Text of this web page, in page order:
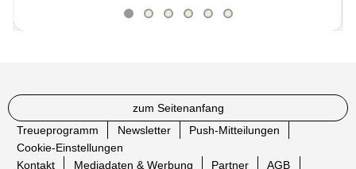
zum Seitenanfang
Treueprogramm
Newsletter
Push-Mitteilungen
Cookie-Einstellungen
Kontakt
Mediadaten & Werbung Partner AGB